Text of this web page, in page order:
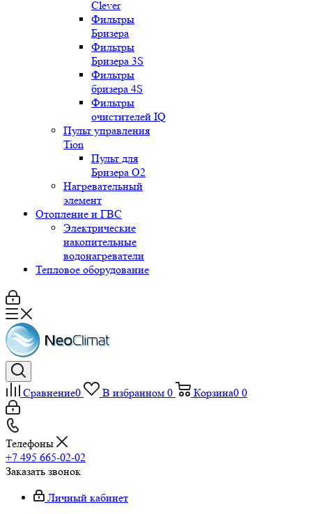
Clever
Фильтры
Бризера
Фильтры
Бризера 3S
Фильтры
бризера 4S
Фильтры
очистителей IQ
Пульт управления
Tion
Пульт для
Бризера O2
Нагревательный
элемент
Отопление и ГВС
Электрические
накопительные
водонагреватели
Тепловое оборудование
Сравнение0 В избранном 0 Корзина0 0
Телефоны
+7 495 665-02-02
Заказать звонок
Личный кабинет